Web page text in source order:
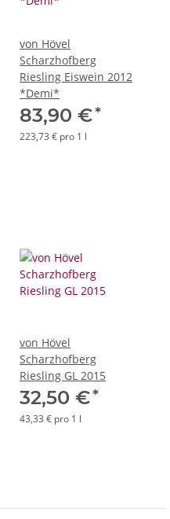
von Hövel
Scharzhofberg
Riesling Eiswein 2012
*Demi*
83,90 €*
223,73 € pro 1 l
von Hövel
Scharzhofberg
Riesling GL 2015
32,50 €*
43,33 € pro 1 l